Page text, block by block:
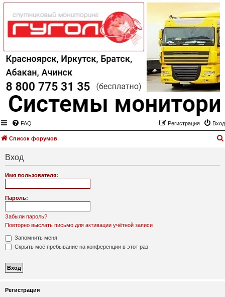
FAQ Вход
Регистрация
Список форумов
Вход
Имя пользователя:
Пароль:
Забыли пароль?
Повторно выслать письмо для активации учётной записи
Запомнить меня
Скрыть моё пребывание на конференции в этот раз
Регистрация